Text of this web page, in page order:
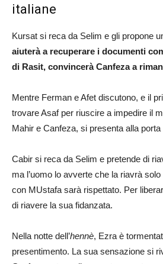
italiane
Kursat si reca da Selim e gli propone
aiuterà a recuperare i documenti
di Rasit, convincerà Canfeza a
Mentre Ferman e Afet discutono, e il
trovare Asaf per riuscire a impedire il
Mahir e Canfeza, si presenta alla
Cabir si reca da Selim e pretende di
ma l’uomo lo avverte che la riavrà
con MUstafa sarà rispettato. Per
di riavere la sua fidanzata.
Nella notte dell’hennè, Ezra è
presentimento. La sua sensazione si